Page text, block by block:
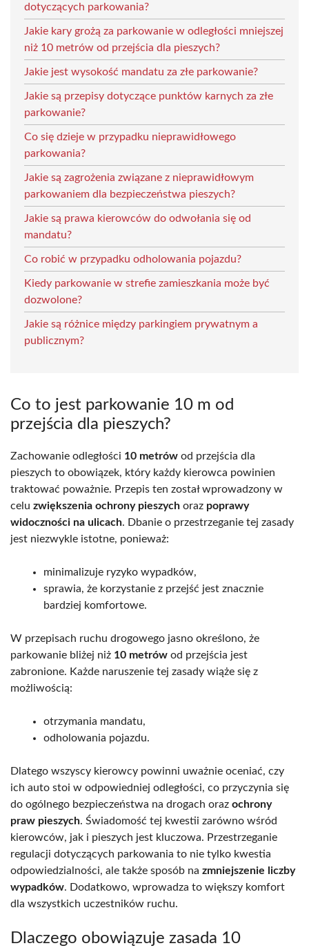
dotyczących parkowania?
Jakie kary grożą za parkowanie w odległości mniejszej
niż 10 metrów od przejścia dla pieszych?
Jakie jest wysokość mandatu za złe parkowanie?
Jakie są przepisy dotyczące punktów karnych za złe
parkowanie?
Co się dzieje w przypadku nieprawidłowego
parkowania?
Jakie są zagrożenia związane z nieprawidłowym
parkowaniem dla bezpieczeństwa pieszych?
Jakie są prawa kierowców do odwołania się od
mandatu?
Co robić w przypadku odholowania pojazdu?
Kiedy parkowanie w strefie zamieszkania może być
dozwolone?
Jakie są różnice między parkingiem prywatnym a
publicznym?
Co to jest parkowanie 10 m od
przejścia dla pieszych?
Zachowanie odległości 10 metrów od przejścia dla
pieszych to obowiązek, który każdy kierowca powinien
traktować poważnie. Przepis ten został wprowadzony w
celu zwiększenia ochrony pieszych oraz poprawy
widoczności na ulicach. Dbanie o przestrzeganie tej zasady
jest niezwykle istotne, ponieważ:
minimalizuje ryzyko wypadków,
sprawia, że korzystanie z przejść jest znacznie
bardziej komfortowe.
W przepisach ruchu drogowego jasno określono, że
parkowanie bliżej niż 10 metrów od przejścia jest
zabronione. Każde naruszenie tej zasady wiąże się z
możliwością:
otrzymania mandatu,
odholowania pojazdu.
Dlatego wszyscy kierowcy powinni uważnie oceniać, czy
ich auto stoi w odpowiedniej odległości, co przyczynia się
do ogólnego bezpieczeństwa na drogach oraz ochrony
praw pieszych. Świadomość tej kwestii zarówno wśród
kierowców, jak i pieszych jest kluczowa. Przestrzeganie
regulacji dotyczących parkowania to nie tylko kwestia
odpowiedzialności, ale także sposób na zmniejszenie liczby
wypadków. Dodatkowo, wprowadza to większy komfort
dla wszystkich uczestników ruchu.
Dlaczego obowiązuje zasada 10